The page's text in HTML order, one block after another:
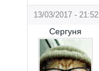
13/03/2017 - 21:52
Сергуня